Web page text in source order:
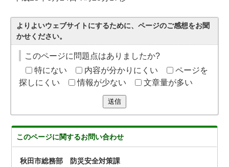
よりよいウェブサイトにするために、ページのご感想をお聞
かせください。
このページに問題点はありましたか?
特にない
内容が分かりにくい
ページを
探しにくい
情報が少ない 文章量が多い
送信
このページに関するお問い合わせ
秋田市総務部 防災安全対策課